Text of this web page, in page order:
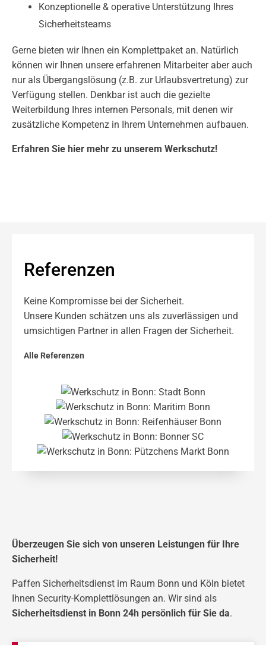
Konzeptionelle & operative Unterstützung Ihres
Sicherheitsteams
Gerne bieten wir Ihnen ein Komplettpaket an. Natürlich
können wir Ihnen unsere erfahrenen Mitarbeiter aber auch
nur als Übergangslösung (z.B. zur Urlaubsvertretung) zur
Verfügung stellen. Denkbar ist auch die gezielte
Weiterbildung Ihres internen Personals, mit denen wir
zusätzliche Kompetenz in Ihrem Unternehmen aufbauen.
Erfahren Sie hier mehr zu unserem Werkschutz!
Referenzen
Keine Kompromisse bei der Sicherheit.
Unsere Kunden schätzen uns als zuverlässigen und
umsichtigen Partner in allen Fragen der Sicherheit.
Alle Referenzen
Überzeugen Sie sich von unseren Leistungen für Ihre
Sicherheit!
Paffen Sicherheitsdienst im Raum Bonn und Köln bietet
Ihnen Security-Komplettlösungen an. Wir sind als
Sicherheitsdienst in Bonn 24h persönlich für Sie da.